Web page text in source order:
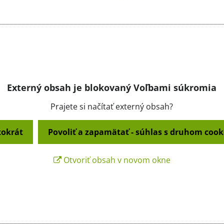
Externý obsah je blokovaný Voľbami súkromia
Prajete si načítať externý obsah?
Povoliť a zapamätať - súhlas s druhom
Otvoriť obsah v novom okne